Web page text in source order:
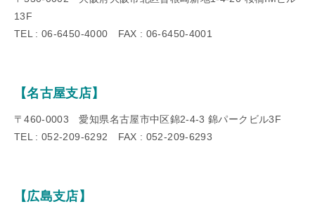
13F
TEL : 06-6450-4000 FAX : 06-6450-4001
【名古屋支店】
〒460-0003 愛知県名古屋市中区錦2-4-3 錦パークビル3F
TEL : 052-209-6292 FAX : 052-209-6293
【広島支店】